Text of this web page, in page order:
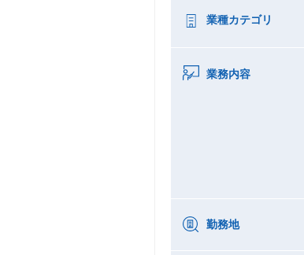
業種カテゴリ
業務内容
勤務地